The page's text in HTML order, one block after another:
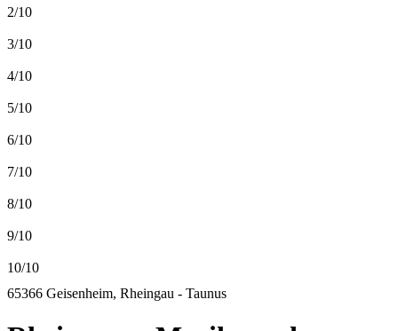
2/10
3/10
4/10
5/10
6/10
7/10
8/10
9/10
10/10
65366 Geisenheim, Rheingau - Taunus